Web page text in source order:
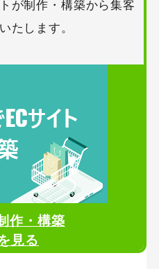
が制作・構築から集客
たします。
作・構築
見る